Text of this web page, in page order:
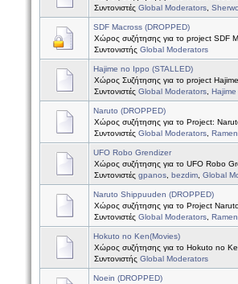
Συντονιστές Global Moderators
SDF Macross (DROPPED)
Χώρος συζήτησης για το project SDF
Συντονιστής Global Moderators
Hajime no Ippo (STALLED)
Χώρος Συζήτησης για το project
Συντονιστές Global Moderators
Naruto (DROPPED)
Χώρος συζήτησης για το Project:
Συντονιστές Global Moderators
UFO Robo Grendizer
Χώρος συζήτησης για το UFO Robo
Συντονιστές gpanos bezdim Global
Naruto Shippuuden (DROPPED)
Χώρος συζήτησης για το Project
Συντονιστές Global Moderators
Hokuto no Ken(Movies)
Χώρος συζήτησης για το Hokuto no
Συντονιστής Global Moderators
Noein (DROPPED)